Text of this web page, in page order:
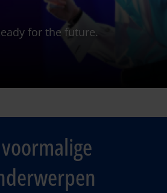
for the future.